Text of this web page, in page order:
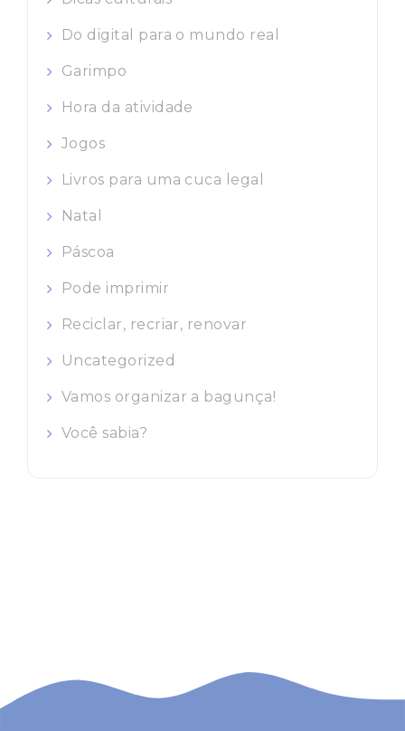
Do digital para o mundo real
Garimpo
Hora da atividade
Jogos
Livros para uma cuca legal
Natal
Páscoa
Pode imprimir
Reciclar, recriar, renovar
Uncategorized
Vamos organizar a bagunça!
Você sabia?